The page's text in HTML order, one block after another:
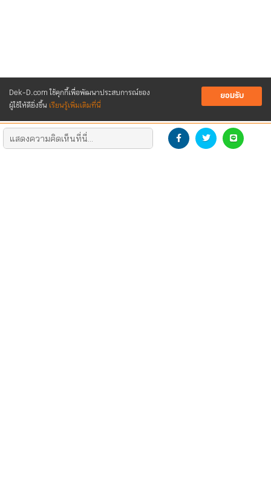
Dek-D.com ใช้คุกกี้เพื่อพัฒนาประสบการณ์ของ
ผู้ใช้ให้ดียิ่งขึ้น เรียนรู้เพิ่มเติมที่นี่
ยอมรับ